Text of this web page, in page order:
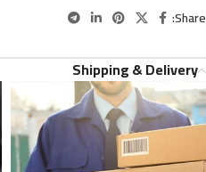
Share:
Shipping & Delivery